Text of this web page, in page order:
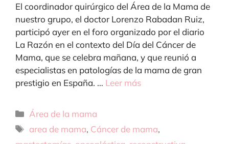
El coordinador quirúrgico del Área de la Mama de
nuestro grupo, el doctor Lorenzo Rabadan Ruiz,
participó ayer en el foro organizado por el diario
La Razón en el contexto del Día del Cáncer de
Mama, que se celebra mañana, y que reunió a
especialistas en patologías de la mama de gran
prestigio en España. … Leer más
Categorías
Área de la mama
Etiquetas
area de mama, Cáncer de mama,